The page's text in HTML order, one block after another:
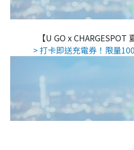
【U GO x CHARGESPOT
> 打卡即送充電券！限量